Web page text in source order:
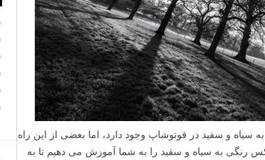
سیاه و سفید در فوتوشاپ وجود دارد، اما بعضی از این راه
رنگی به سیاه و سفید را به شما آموزش می دهیم تا به